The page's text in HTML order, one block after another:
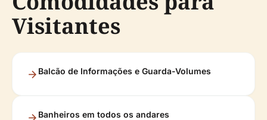
Visitantes
Balcão de Informações e Guarda-Volumes
Banheiros em todos os andares